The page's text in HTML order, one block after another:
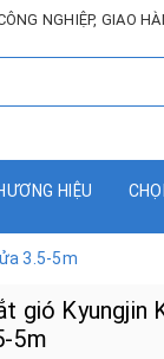
NGHIỆP, GIAO
HIỆU
3.5-5m
gió Kyungjin
5m